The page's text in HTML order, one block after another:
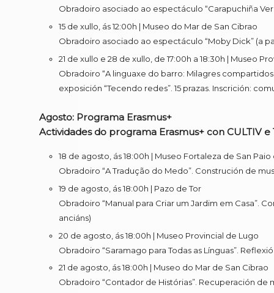
Obradoiro asociado ao espectáculo “Carapuchiña
15 de xullo, ás 12:00h | Museo do Mar de San Cibrao
Obradoiro asociado ao espectáculo “Moby Dick” (a
21 de xullo e 28 de xullo, de 17:00h a 18:30h | Museo
Obradoiro “A linguaxe do barro: Milagres
exposición “Tecendo redes”. 15 prazas. Inscrición:
Agosto: Programa Erasmus+
Actividades do programa Erasmus+ con CULTIV e
18 de agosto, ás 18:00h | Museo Fortaleza de San
Obradoiro “A Tradução do Medo”. Construción de
19 de agosto, ás 18:00h | Pazo de Tor
Obradoiro “Manual para Criar um Jardim em Casa”.
anciáns)
20 de agosto, ás 18:00h | Museo Provincial de Lugo
Obradoiro “Saramago para Todas as Línguas”.
21 de agosto, ás 18:00h | Museo do Mar de San Cibrao
Obradoiro “Contador de Histórias”. Recuperación de